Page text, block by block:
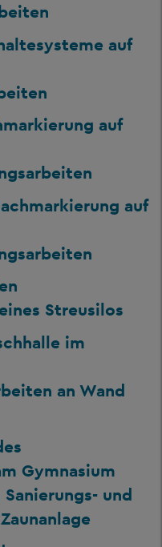
auf
auf
auf
Streusilos
im
an Wand
Gymnasium
und